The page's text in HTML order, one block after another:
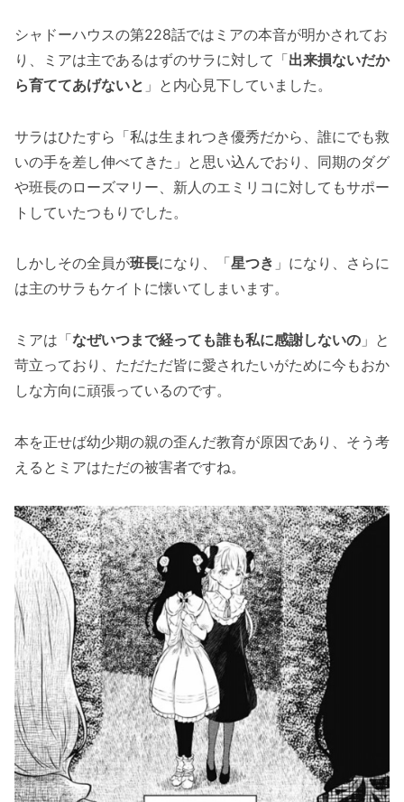
シャドーハウスの第228話ではミアの本音が明かされてお
り、ミアは主であるはずのサラに対して「出来損ないだか
ら育ててあげないと 」と内心見下していました。
サラはひたすら「私は生まれつき優秀だから、誰にでも救
いの手を差し伸べてきた」と思い込んでおり、同期のダグ
や班長のローズマリー、新人のエミリコに対してもサポー
トしていたつもりでした。
しかしその全員が班長になり、「星つき 」になり、さらに
は主のサラもケイトに懐いてしまいます。
ミアは「なぜいつまで経っても誰も私に感謝しないの 」と
苛立っており、ただただ皆に愛されたいがために今もおか
しな方向に頑張っているのです。
本を正せば幼少期の親の歪んだ教育が原因であり、そう考
えるとミアはただの被害者ですね。